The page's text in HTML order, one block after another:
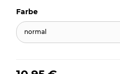
Farbe
normal